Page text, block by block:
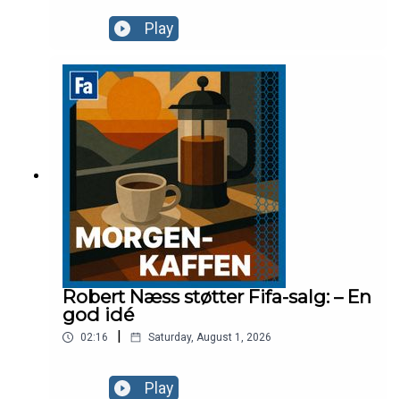
Play
Robert Næss støtter Fifa-salg: – En
god idé
02:16 Saturday, August 1, 2026
Play